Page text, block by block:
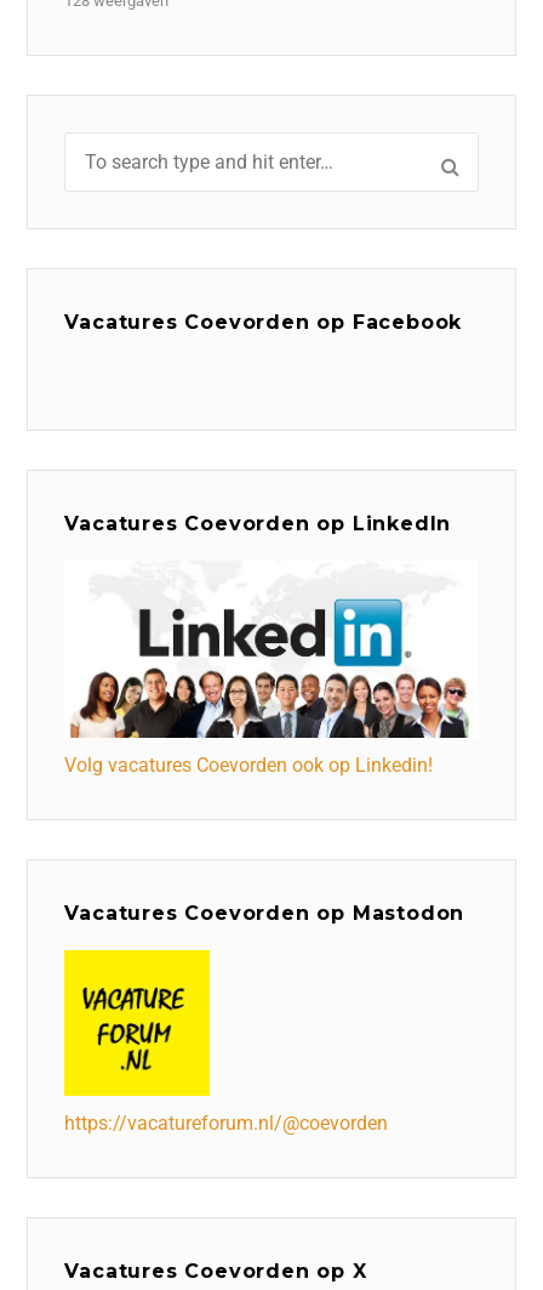
Vacatures Coevorden op Facebook
Vacatures Coevorden op LinkedIn
Volg vacatures Coevorden ook op Linkedin!
Vacatures Coevorden op Mastodon
https://vacatureforum.nl/@coevorden
Vacatures Coevorden op X